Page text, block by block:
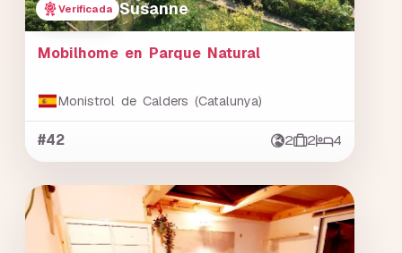
Verificada Susanne
Mobilhome en Parque Natural
Monistrol de Calders (Catalunya)
#42 2 2 4